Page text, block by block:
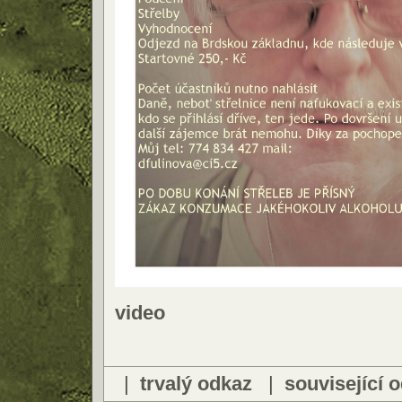
video
| trvalý odkaz| související